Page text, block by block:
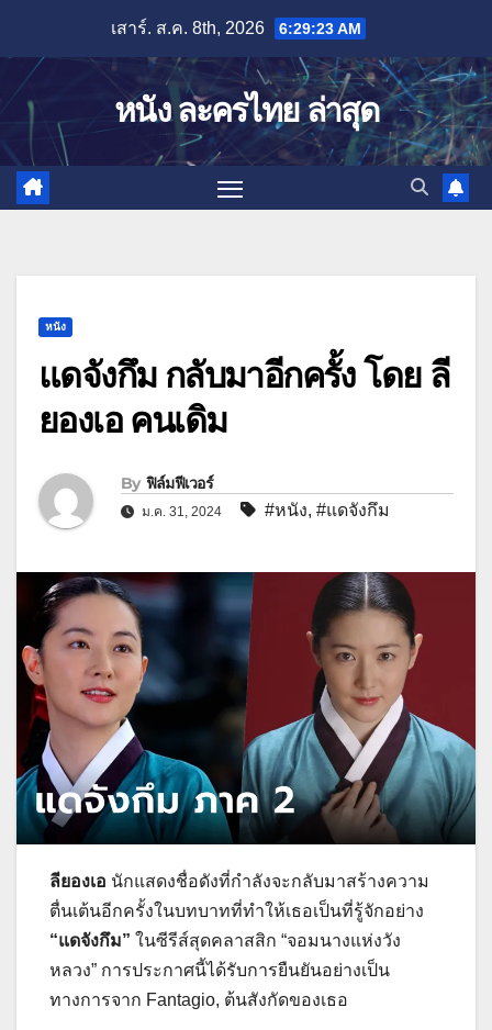
content
เสาร์. ส.ค. 8th, 2026 6:29:24 AM
หนัง ละครไทย ล่าสุด
หนัง
แดจังกึม กลับมาอีกครั้ง โดย ลี
ยองเอ คนเดิม
By ฟิล์มฟีเวอร์
ม.ค. 31, 2024 #หนัง, #แดจังกึม
ลียองเอ นักแสดงชื่อดังที่กำลังจะกลับมาสร้างความ
ตื่นเต้นอีกครั้งในบทบาทที่ทำให้เธอเป็นที่รู้จักอย่าง
“แดจังกึม” ในซีรีส์สุดคลาสสิก “จอมนางแห่งวัง
หลวง” การประกาศนี้ได้รับการยืนยันอย่างเป็น
ทางการจาก Fantagio, ต้นสังกัดของเธอ